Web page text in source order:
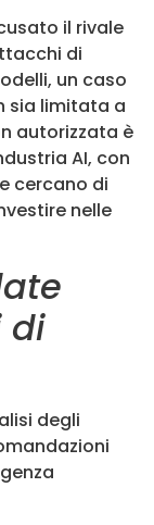
il rivale
di
un caso
sia limitata a
autorizzata è
AI, con
cercano di
nelle
di
degli